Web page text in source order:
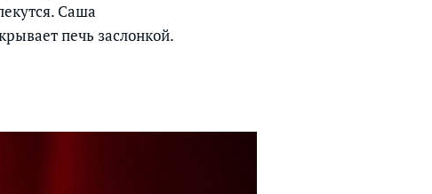
Саша
печь заслонкой.